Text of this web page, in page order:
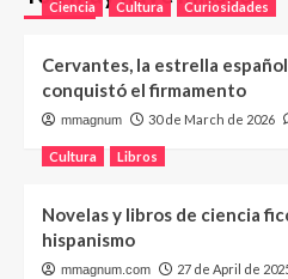
Ciencia Cultura Curiosidades
Cervantes, la estrella
conquistó el firmamento
mmagnum 30 de March de 2026
Cultura Libros
Novelas y libros de ciencia
hispanismo
mmagnum.com 27 de April de